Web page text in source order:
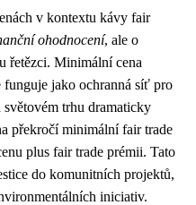
v kontextu kávy fair
ohodnocení, ale o
řetězci. Minimální cena
funguje jako ochranná síť pro
trhu dramaticky
překročí minimální fair trade
plus fair trade prémii. Tato
do komunitních projektů,
iniciativ.